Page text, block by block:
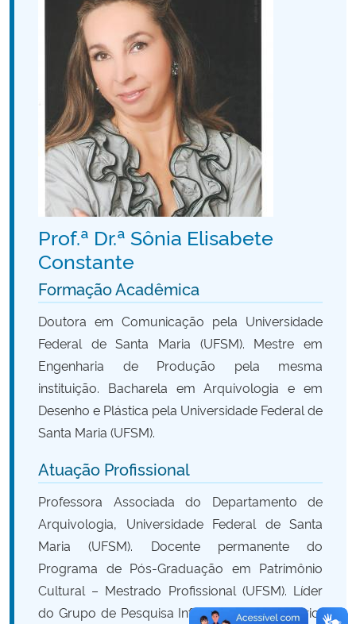
Ministério da Cidadania
Ministério da Saúde
Ministério de Minas e Energia
Ministério da Ciência, Tecnologia, Inovações e Comunicações
Ministério do Meio Ambiente
Ministério do Desenvolvimento Regional
Controladoria-Geral da União
Ministério da Mulher, da Família e dos Direitos Humanos
Secretaria-Geral
Secretaria de Governo
Gabinete de Segurança Institucional
Advocacia-Geral da União
Prof.ª Dr.ª Sônia Elisabete
Constante
Formação Acadêmica
Doutora em Comunicação pela Universidade
Federal de Santa Maria (UFSM). Mestre em
Engenharia de Produção pela mesma
instituição. Bacharela em Arquivologia e em
Desenho e Plástica pela Universidade Federal de
Santa Maria (UFSM).
Atuação Profissional
Professora Associada do Departamento de
Arquivologia, Universidade Federal de Santa
Maria (UFSM). Docente permanente do
Programa de Pós-Graduação em Patrimônio
Cultural – Mestrado Profissional (UFSM). Líder
do Grupo de Pesquisa Informação e Cemitério,